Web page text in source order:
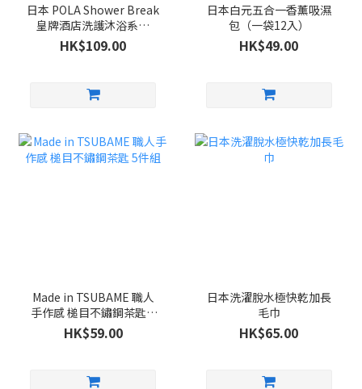
日本 POLA Shower Break
皇牌酒店洗護沐浴系列
280ml
HK$109.00
日本白元五合一香薰吸濕
包（一袋12入）
HK$49.00
Made in TSUBAME 職人
手作感 槌目不鏽鋼茶匙 5
件組
HK$59.00
日本洗濯脫水極快乾加長
毛巾
HK$65.00